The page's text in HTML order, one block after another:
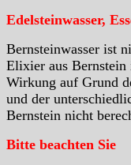
Edelsteinwasser,
Bernsteinwasser ist
Elixier aus Bernstein
Wirkung auf Grund
und der
Bernstein nicht
Bitte beachten Sie